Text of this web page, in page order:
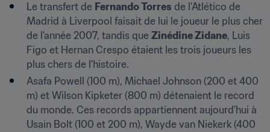
Le transfert de Fernando Torres de l'Atlético de
Madrid à Liverpool faisait de lui le joueur le plus cher
de l'année 2007, tandis que Zinédine Zidane, Luis
Figo et Hernan Crespo étaient les trois joueurs les
plus chers de l'histoire.
Asafa Powell (100 m), Michael Johnson (200 et 400
m) et Wilson Kipketer (800 m) détenaient le record
du monde. Ces records appartiennent aujourd'hui à
Usain Bolt (100 et 200 m), Wayde van Niekerk (400